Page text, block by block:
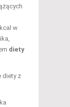
w
diety
diety z